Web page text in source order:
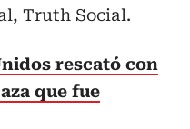
Truth Social.
rescató con
que fue